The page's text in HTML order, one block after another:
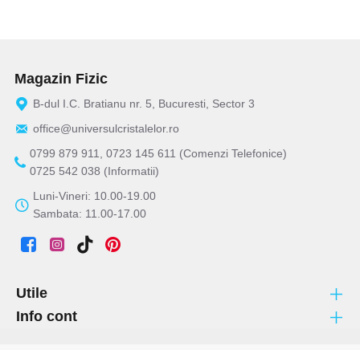
Magazin Fizic
B-dul I.C. Bratianu nr. 5, Bucuresti, Sector 3
office@universulcristalelor.ro
0799 879 911, 0723 145 611 (Comenzi Telefonice)
0725 542 038 (Informatii)
Luni-Vineri: 10.00-19.00
Sambata: 11.00-17.00
Utile
Info cont